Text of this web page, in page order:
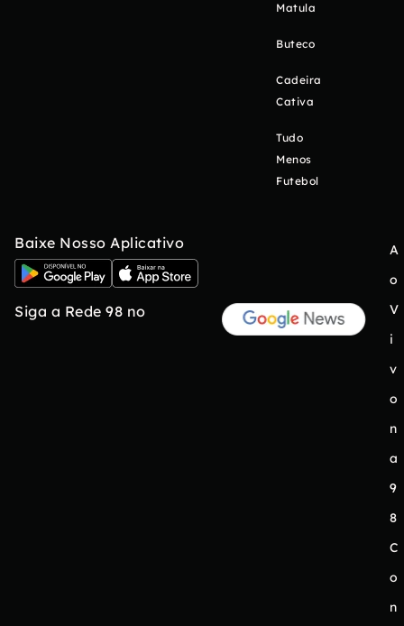
Matula
Buteco
Cadeira
Cativa
Tudo
Menos
Futebol
Baixe Nosso Aplicativo
Siga a Rede 98 no
A
o
V
i
v
o
n
a
9
8
C
o
n